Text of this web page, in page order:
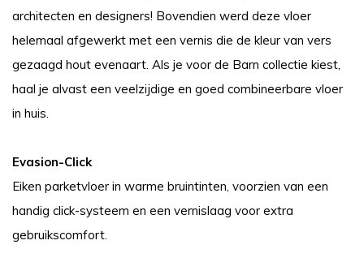
architecten en designers! Bovendien werd deze vloer
helemaal afgewerkt met een vernis die de kleur van vers
gezaagd hout evenaart. Als je voor de Barn collectie kiest,
haal je alvast een veelzijdige en goed combineerbare vloer
in huis.
Evasion-Click
Eiken parketvloer in warme bruintinten, voorzien van een
handig click-systeem en een vernislaag voor extra
gebruikscomfort.